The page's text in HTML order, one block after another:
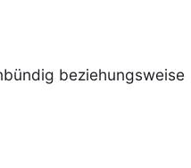
beziehungsweise